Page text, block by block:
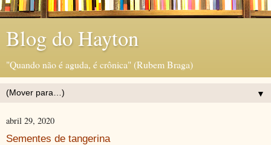
Blog do Hayton
"Quando não é aguda, é crônica" (Rubem Braga)
▼
abril 29, 2020
Sementes de tangerina